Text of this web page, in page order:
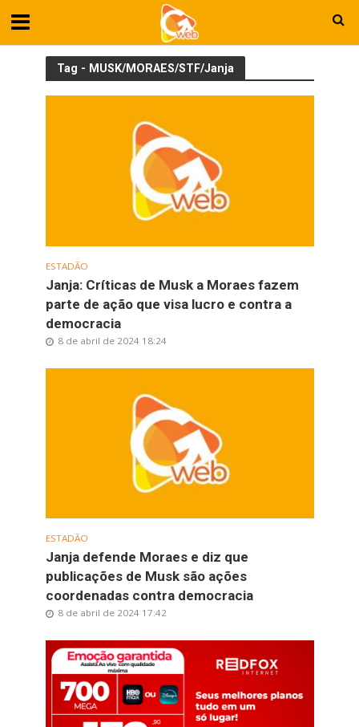
Tag - MUSK/MORAES/STF/Janja
ESTADÃO
Janja: Críticas de Musk a Moraes fazem
parte de ação que visa lucro e contra a
democracia
8 de abril de 2024 18:24
ESTADÃO
Janja defende Moraes e diz que
publicações de Musk são ações
coordenadas contra democracia
8 de abril de 2024 17:42